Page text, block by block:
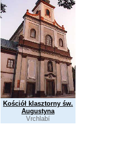
Kościół klasztorny św.
Augustyna
Vrchlabí